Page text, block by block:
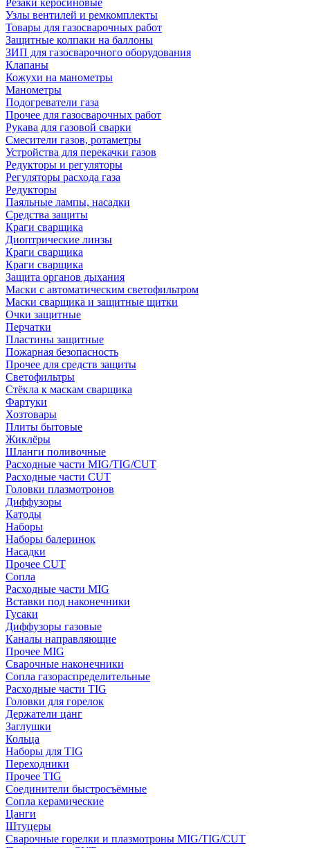
Резаки керосиновые
Узлы вентилей и ремкомплекты
Товары для газосварочных работ
Защитные колпаки на баллоны
ЗИП для газосварочного оборудования
Клапаны
Кожухи на манометры
Манометры
Подогреватели газа
Прочее для газосварочных работ
Рукава для газовой сварки
Смесители газов, ротаметры
Устройства для перекачки газов
Редукторы и регуляторы
Регуляторы расхода газа
Редукторы
Паяльные лампы, насадки
Средства защиты
Краги сварщика
Диоптрические линзы
Краги сварщика
Краги сварщика
Защита органов дыхания
Маски с автоматическим светофильтром
Маски сварщика и защитные щитки
Очки защитные
Перчатки
Пластины защитные
Пожарная безопасность
Прочее для средств защиты
Светофильтры
Стёкла к маскам сварщика
Фартуки
Хозтовары
Плиты бытовые
Жиклёры
Шланги поливочные
Расходные части MIG/TIG/CUT
Расходные части CUT
Головки плазмотронов
Диффузоры
Катоды
Наборы
Наборы балеринок
Насадки
Прочее CUT
Сопла
Расходные части MIG
Вставки под наконечники
Гусаки
Диффузоры газовые
Каналы направляющие
Прочее MIG
Сварочные наконечники
Сопла газораспределительные
Расходные части TIG
Головки для горелок
Держатели цанг
Заглушки
Кольца
Наборы для TIG
Переходники
Прочее TIG
Соединители быстросъёмные
Сопла керамические
Цанги
Штуцеры
Сварочные горелки и плазмотроны MIG/TIG/CUT